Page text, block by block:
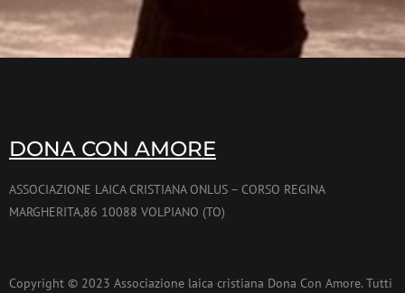
DONA CON AMORE
ASSOCIAZIONE LAICA CRISTIANA ONLUS – CORSO REGINA
MARGHERITA,86 10088 VOLPIANO (TO)
Copyright © 2023 Associazione laica cristiana Dona Con Amore. Tutti